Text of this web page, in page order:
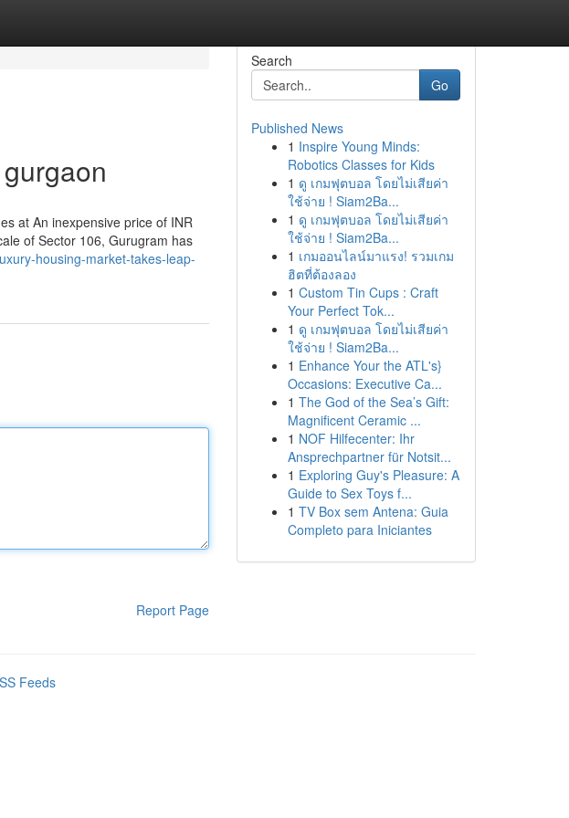
at An inexpensive price of INR
of Sector 106, Gurugram has
housing-market-takes-leap-
Report Page
Search
Go
Published News
1 Inspire Young Minds:
Robotics Classes for Kids
1 ดู เกมฟุตบอล โดยไม่เสียค่า
ใช้จ่าย ! Siam2Ba...
1 ดู เกมฟุตบอล โดยไม่เสียค่า
ใช้จ่าย ! Siam2Ba...
1 เกมออนไลน์มาแรง! รวมเกม
ฮิตที่ต้องลอง
1 Custom Tin Cups : Craft
Your Perfect Tok...
1 ดู เกมฟุตบอล โดยไม่เสียค่า
ใช้จ่าย ! Siam2Ba...
1 Enhance Your the ATL's}
Occasions: Executive Ca...
1 The God of the Sea’s Gift:
Magnificent Ceramic ...
1 NOF Hilfecenter: Ihr
Ansprechpartner für Notsit...
1 Exploring Guy's Pleasure: A
Guide to Sex Toys f...
1 TV Box sem Antena: Guia
Completo para Iniciantes
Feeds